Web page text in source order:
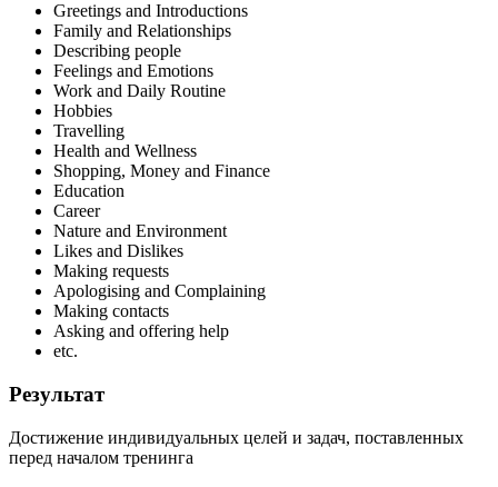
Greetings and Introductions
Family and Relationships
Describing people
Feelings and Emotions
Work and Daily Routine
Hobbies
Travelling
Health and Wellness
Shopping, Money and Finance
Education
Career
Nature and Environment
Likes and Dislikes
Making requests
Apologising and Complaining
Making contacts
Asking and offering help
etc.
Результат
Достижение индивидуальных целей и задач, поставленных
перед началом тренинга